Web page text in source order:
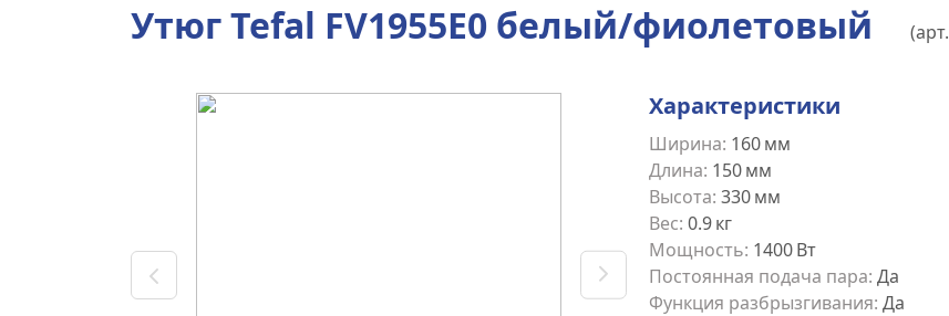
Утюг Tefal FV1955E0 белый/фиолетовый (арт.
Характеристики
Ширина: 160мм
Длина: 150мм
Высота: 330мм
Вес: 0.9кг
Мощность: 1400Вт
Постоянная подача пара: Да
Функция разбрызгивания: Да